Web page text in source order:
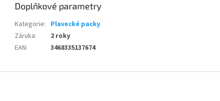
Doplňkové parametry
Kategorie: Plavecké packy
Záruka:
2 roky
EAN: 3468335137674